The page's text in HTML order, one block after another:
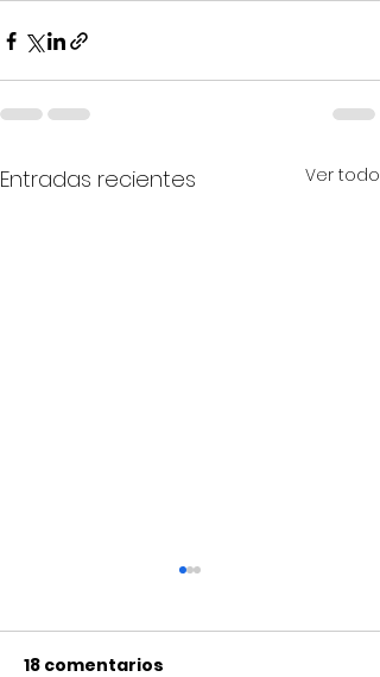
Entradas recientes Ver todo
18 comentarios